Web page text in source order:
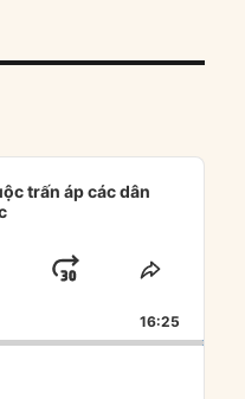
trấn áp các dân
JUMP
FORWARD
SHARE
16:25